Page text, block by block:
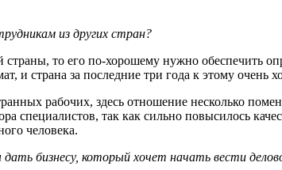
из других стран?
страны, то его по-хорошему нужно
и страна за последние три года к этому очень
рабочих, здесь отношение несколько
специалистов, так как сильно повысилось
человека.
бизнесу, который хочет начать вести